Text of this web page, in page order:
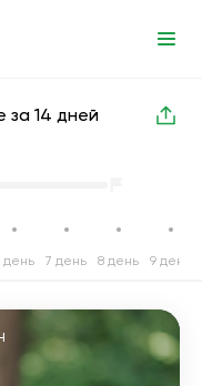
14 дней
день 7 день 8 день 9 день